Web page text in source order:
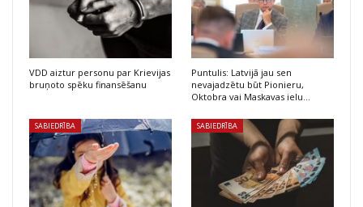
VDD aiztur personu par Krievijas
bruņoto spēku finansēšanu
Puntulis: Latvijā jau sen
nevajadzētu būt Pionieru,
Oktobra vai Maskavas ielu…
SABIEDRĪBA SABIEDRĪBA